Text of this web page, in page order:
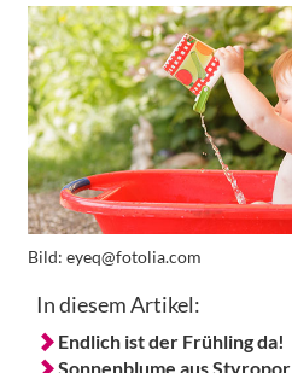
Bild: eyeq@fotolia.com
In diesem Artikel:
Endlich ist der Frühling da!
Sonnenblume aus Styropor